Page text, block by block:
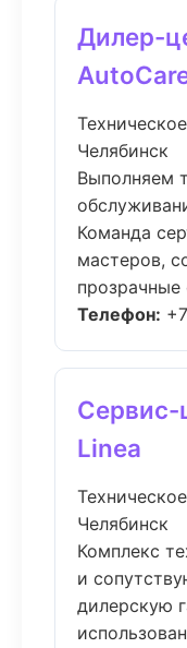
Дилер-
Челябинск
Выполняем
Команда
мастеров,
прозрачные
Телефон:
Сервис-
Linea
Челябинск
Комплекс
и
дилерскую